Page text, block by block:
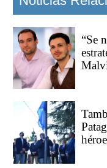
“Se